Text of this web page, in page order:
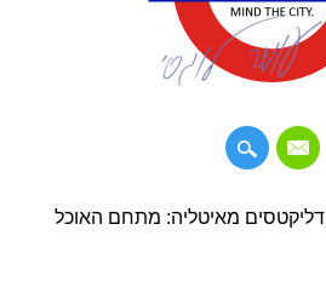
יותר מ-5,000 דליקטסים מאיטליה: מתחם האוכל